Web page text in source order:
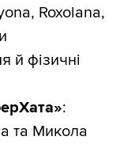
Roxolana,
й фізичні
:
та Микола